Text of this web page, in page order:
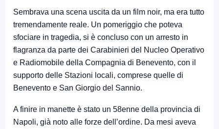
Sembrava una scena uscita da un film noir, ma era tutto
tremendamente reale. Un pomeriggio che poteva
sfociare in tragedia, si è concluso con un arresto in
flagranza da parte dei Carabinieri del Nucleo Operativo
e Radiomobile della Compagnia di Benevento, con il
supporto delle Stazioni locali, comprese quelle di
Benevento e San Giorgio del Sannio.
A finire in manette è stato un 58enne della provincia di
Napoli, già noto alle forze dell’ordine. Da mesi aveva